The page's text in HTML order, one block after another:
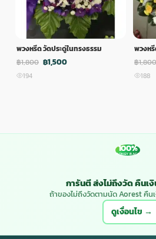
พวงหรีด วัดประดู่ในทรงธรรม
฿1,800 ฿1,500
194
พวงห
฿1,800
188
100%
MONEY BACK
การันตี ส่งไม่ถึงวัด คืนเ
ถ้าของไม่ถึงวัดตามนัด Aorest คืน
ดูเงื่อนไข →